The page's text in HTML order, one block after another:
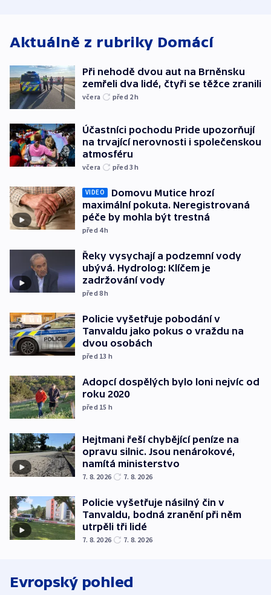
Aktuálně z rubriky Domácí
Při nehodě dvou aut na Brněnsku
zemřeli dva lidé, čtyři se těžce zranili
včera před 2h
Účastníci pochodu Pride upozorňují
na trvající nerovnosti i společenskou
atmosféru
včera před 3h
VIDEO
Domovu Mutice hrozí
maximální pokuta. Neregistrovaná
péče by mohla být trestná
před 4h
Řeky vysychají a podzemní vody
ubývá. Hydrolog: Klíčem je
zadržování vody
před 8h
Policie vyšetřuje pobodání v
Tanvaldu jako pokus o vraždu na
dvou osobách
před 13 h
Adopcí dospělých bylo loni nejvíc od
roku 2020
před 15 h
Hejtmani řeší chybějící peníze na
opravu silnic. Jsou nenárokové,
namítá ministerstvo
7. 8. 2026 7. 8. 2026
Policie vyšetřuje násilný čin v
Tanvaldu, bodná zranění při něm
utrpěli tři lidé
7. 8. 2026 7. 8. 2026
Evropský pohled